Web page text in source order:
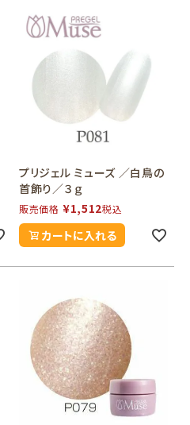
プリジェル ミューズ ／白鳥の
首飾り／３ｇ
販売価格 ¥1,512税込
カートに入れる